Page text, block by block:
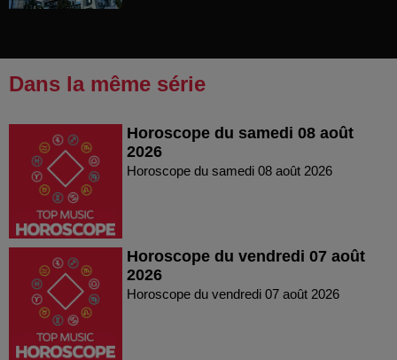
Dans la même série
Horoscope du samedi 08 août
2026
Horoscope du samedi 08 août 2026
Horoscope du vendredi 07 août
2026
Horoscope du vendredi 07 août 2026